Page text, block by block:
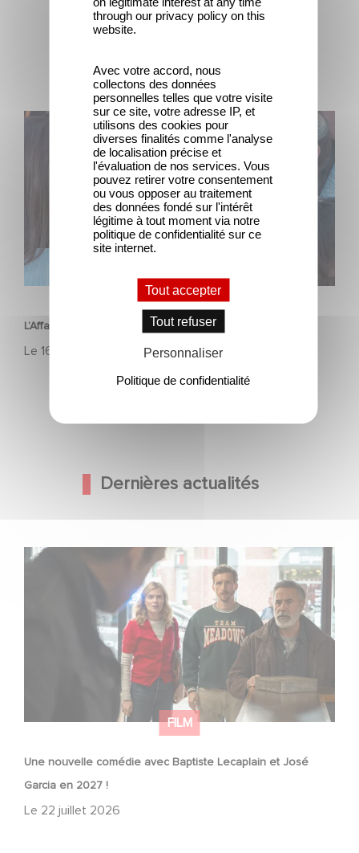
FILM
L’Affaire Marie‑Claire en sélection officielle à Cannes
Le 16 avril 2026
L’Affaire Marie‑Claire en sélection officielle à Cannes
Dernières actualités
FILM
Une nouvelle comédie avec Baptiste Lecaplain et José
Garcia en 2027 !
Le 22 juillet 2026
Une nouvelle comédie avec Baptiste Lecaplain et José
Garcia en 2027 !
through our privacy policy on this
website.
Avec votre accord, nous
collectons des données
personnelles telles que votre visite
sur ce site, votre adresse IP, et
utilisons des cookies pour
diverses finalités comme l'analyse
de localisation précise et
l'évaluation de nos services. Vous
pouvez retirer votre consentement
ou vous opposer au traitement
des données fondé sur l'intérêt
légitime à tout moment via notre
politique de confidentialité sur ce
site internet.
Tout accepter
Tout refuser
Personnaliser
Politique de confidentialité